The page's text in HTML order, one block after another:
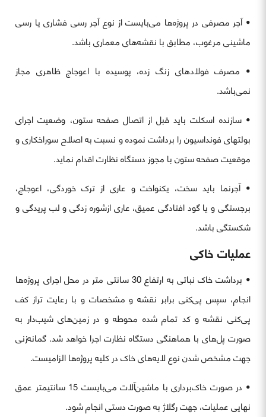
• آجر مصرفی در پروژه‌ها می‌بایست از نوع آجر رسی فشاری یا رسی
ماشینی مرغوب، مطابق با نقشه‌های معماری باشد.
• مصرف فولادهای زنگ زده، پوسیده با اعوجاج ظاهری مجاز
نمی‌باشد.
• سازنده اسکلت باید قبل از اتصال صفحه ستون، وضعیت اجرای
بولتهای فونداسیون را برداشت نموده و نسبت به اصلاح سوراخکاری و
موقعیت صفحه ستون با مجوز دستگاه نظارت اقدام نماید.
• آجرنما باید سخت، یکنواخت و عاری از ترک خوردگی، اعوجاج،
برجستگی و یا گود افتادگی عمیق، عاری ازشوره زدگی و لب پریدگی و
شکستگی باشد.
عملیات خاکی
• برداشت خاک نباتی به ارتفاع 30 سانتی متر در محل اجرای پروژه‌ها
انجام، سپس پی‌کنی برابر نقشه و مشخصات و با رعایت تراز کف
پی‌کنی نقشه و کد تمام شده محوطه و در زمین‌های شیب‌دار به
صورت پل‌های با هماهنگی دستگاه نظارت اجرا خواهد شد. گمانه‌زنی
جهت مشخص شدن نوع لایه‌های خاک در کلیه پروژه‌ها الزامیست.
• در صورت خاک‌برداری با ماشین‌آلات می‌بایست 15 سانتیمتر عمق
نهایی عملیات، جهت رگلاژ به صورت دستی انجام شود.